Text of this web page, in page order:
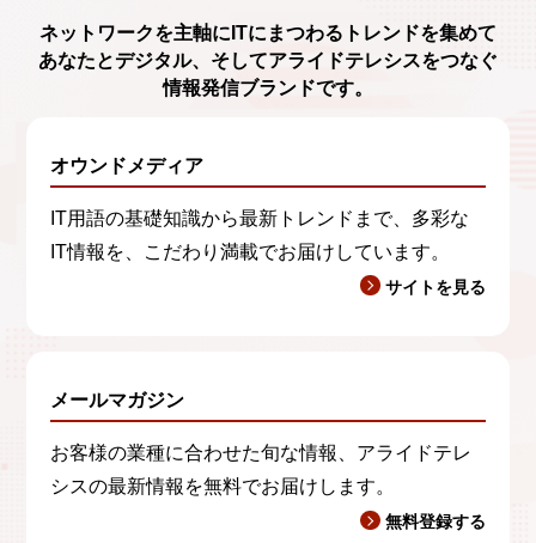
ネットワークを主軸に ITにまつわるトレンドを集めて
あなたとデジタル、 そしてアライドテレシスをつなぐ
情報発信ブランドです。
オウンドメディア
IT用語の基礎知識から最新トレンドまで、多彩な
IT情報を、こだわり満載でお届けしています。
サイトを見る
メールマガジン
お客様の業種に合わせた旬な情報、アライドテレ
シスの最新情報を無料でお届けします。
無料登録する